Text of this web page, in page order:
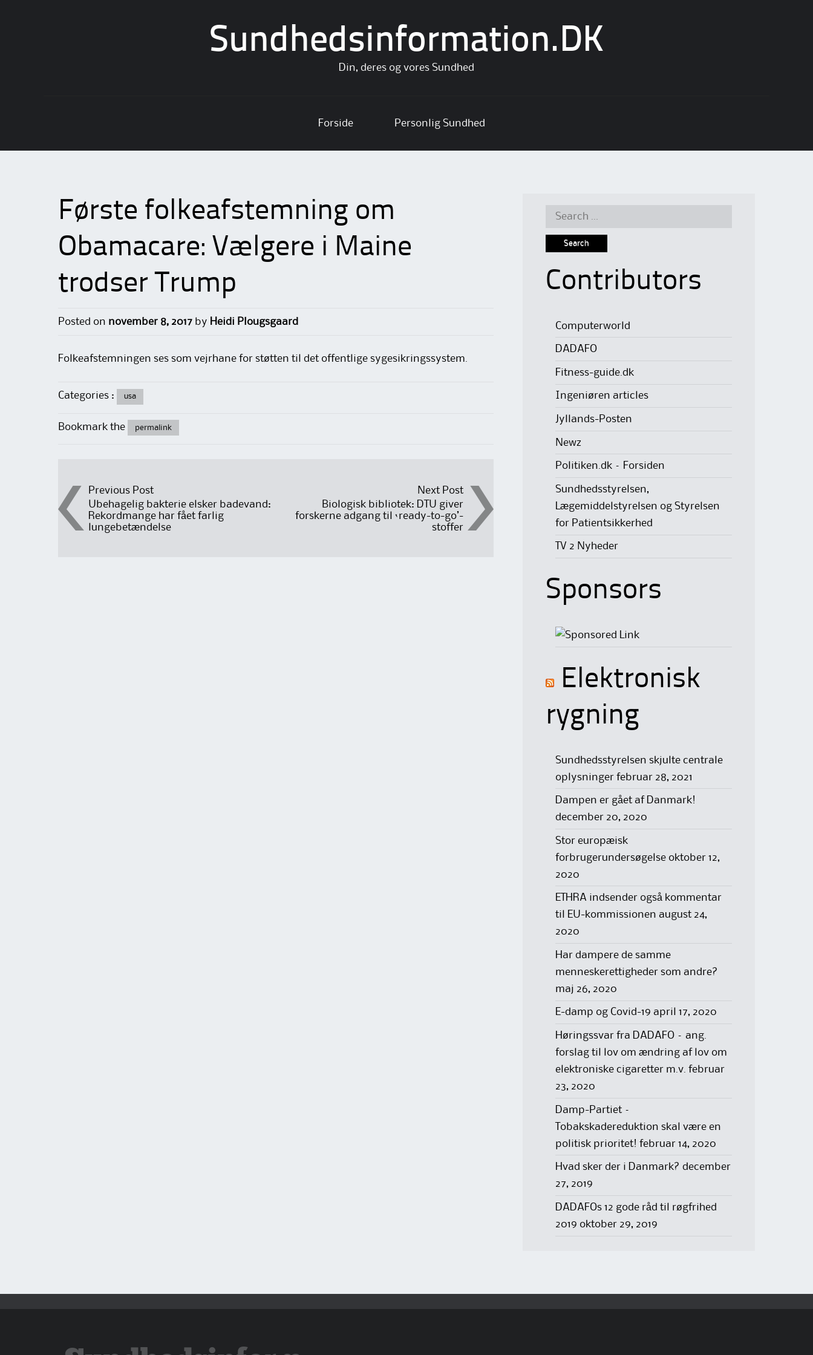
Sundhedsinformation.DK
Din, deres og vores Sundhed
content
Forside Personlig Sundhed
Første folkeafstemning om
Obamacare: Vælgere i Maine
trodser Trump
Posted on november 8, 2017 by Heidi Plougsgaard
Folkeafstemningen ses som vejrhane for støtten til det offentlige sygesikringssystem.
Categories : usa
Bookmark the permalink
Post
navigation
Previous Post
Ubehagelig bakterie elsker badevand:
Rekordmange har fået farlig
lungebetændelse
Next Post
Biologisk bibliotek: DTU giver
forskerne adgang til ‘ready-to-go’-
stoffer
Search
Contributors
Computerworld
DADAFO
Fitness-guide.dk
Ingeniøren articles
Jyllands-Posten
Newz
Politiken.dk – Forsiden
Sundhedsstyrelsen,
Lægemiddelstyrelsen og Styrelsen
for Patientsikkerhed
TV 2 Nyheder
Sponsors
Elektronisk
rygning
Sundhedsstyrelsen skjulte centrale
oplysninger februar 28, 2021
Dampen er gået af Danmark!
december 20, 2020
Stor europæisk
forbrugerundersøgelse oktober 12,
2020
ETHRA indsender også kommentar
til EU-kommissionen august 24,
2020
Har dampere de samme
menneskerettigheder som andre?
maj 26, 2020
E-damp og Covid-19 april 17, 2020
Høringssvar fra DADAFO – ang.
forslag til lov om ændring af lov om
elektroniske cigaretter m.v. februar
23, 2020
Damp-Partiet –
Tobakskadereduktion skal være en
politisk prioritet! februar 14, 2020
Hvad sker der i Danmark? december
27, 2019
DADAFOs 12 gode råd til røgfrihed
2019 oktober 29, 2019